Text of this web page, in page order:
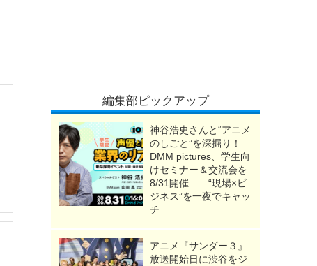
編集部ピックアップ
神谷浩史さんと“アニメ
のしごと”を深掘り！
DMM pictures、学生向
けセミナー＆交流会を
8/31開催――“現場×ビ
ジネス”を一夜でキャッ
チ
アニメ『サンダー３』
放送開始日に渋谷をジ